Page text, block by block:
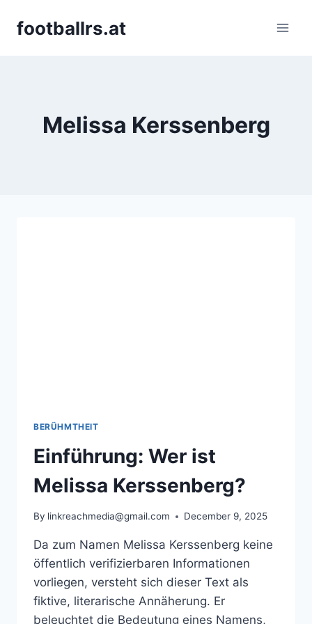
footballrs.at
Melissa Kerssenberg
BERÜHMTHEIT
Einführung: Wer ist
Melissa Kerssenberg?
By linkreachmedia@gmail.com December 9, 2025
Da zum Namen Melissa Kerssenberg keine
öffentlich verifizierbaren Informationen
vorliegen, versteht sich dieser Text als
fiktive, literarische Annäherung. Er
beleuchtet die Bedeutung eines Namens,